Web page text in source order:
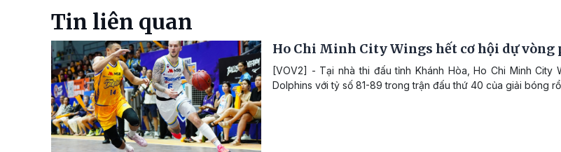
Tin liên quan
Ho Chi Minh City Wings hết cơ hội dự vòng
[VOV2] - Tại nhà thi đấu tỉnh Khánh Hòa, Ho Chi Minh
Dolphins với tỷ số 81-89 trong trận đấu thứ 40 của giải bóng